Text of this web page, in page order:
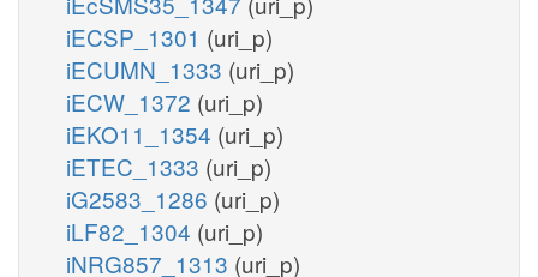
iECSP_1301 (uri_p)
iECUMN_1333 (uri_p)
iECW_1372 (uri_p)
iEKO11_1354 (uri_p)
iETEC_1333 (uri_p)
iG2583_1286 (uri_p)
iLF82_1304 (uri_p)
iNRG857_1313 (uri_p)